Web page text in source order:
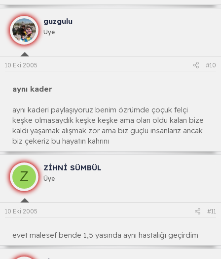
guzgulu
Üye
10 Eki 2005 #10
aynı kader
aynı kaderi paylaşıyoruz benim özrümde çoçuk felçi
keşke olmasaydık keşke keşke ama olan oldu kalan bize
kaldı yaşamak alışmak zor ama biz güçlü insanlarız ancak
biz çekeriz bu hayatın kahrını
Z
ZİHNİ SÜMBÜL
Üye
10 Eki 2005 #11
evet malesef bende 1,5 yasında aynı hastalığı geçirdim